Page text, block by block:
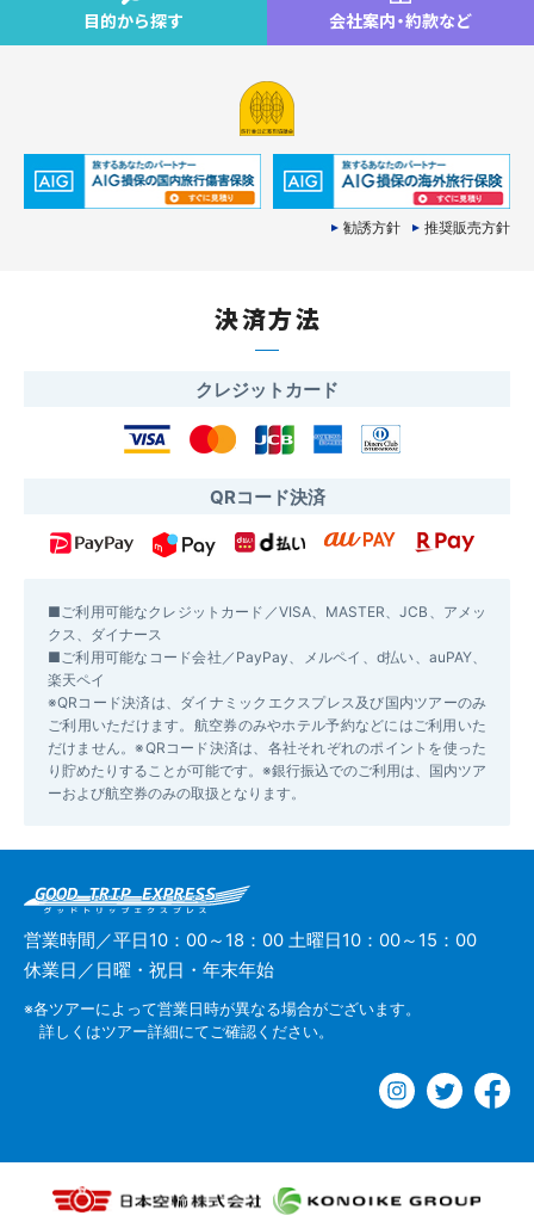
目的から探す 会社案内・約款など
勧誘方針 推奨販売方針
決済方法
クレジットカード
QRコード決済
■ご利用可能なクレジットカード／VISA、MASTER、JCB、アメッ
クス、ダイナース
■ご利用可能なコード会社／PayPay、メルペイ、d払い、auPAY、
楽天ペイ
※QRコード決済は、ダイナミックエクスプレス及び国内ツアーのみ
ご利用いただけます。航空券のみやホテル予約などにはご利用いた
だけません。※QRコード決済は、各社それぞれのポイントを使った
り貯めたりすることが可能です。※銀行振込でのご利用は、国内ツア
ーおよび航空券のみの取扱となります。
営業時間／平日10：00～18：00 土曜日10：00～15：00
休業日／日曜・祝日・年末年始
※各ツアーによって営業日時が異なる場合がございます。
詳しくはツアー詳細にてご確認ください。